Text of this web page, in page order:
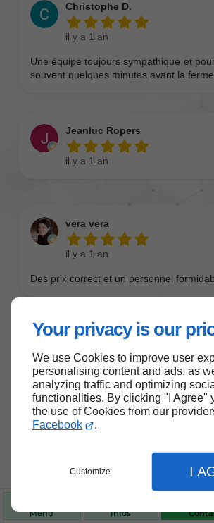
Your privacy is our
We use Cookies to improve user
personalising content and ads, as
analyzing traffic and optimizing
functionalities. By clicking "I Agree"
the use of Cookies from our
Facebook
.
Customize I
Menu Infos
Nos produits de